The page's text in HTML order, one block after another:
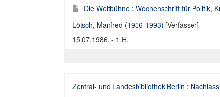
Die Weltbühne : Wochenschrift für Politik,
Lötsch, Manfred (1936-1993) [Verfasser]
15.07.1986. - 1 H.
Zentral- und Landesbibliothek Berlin ;